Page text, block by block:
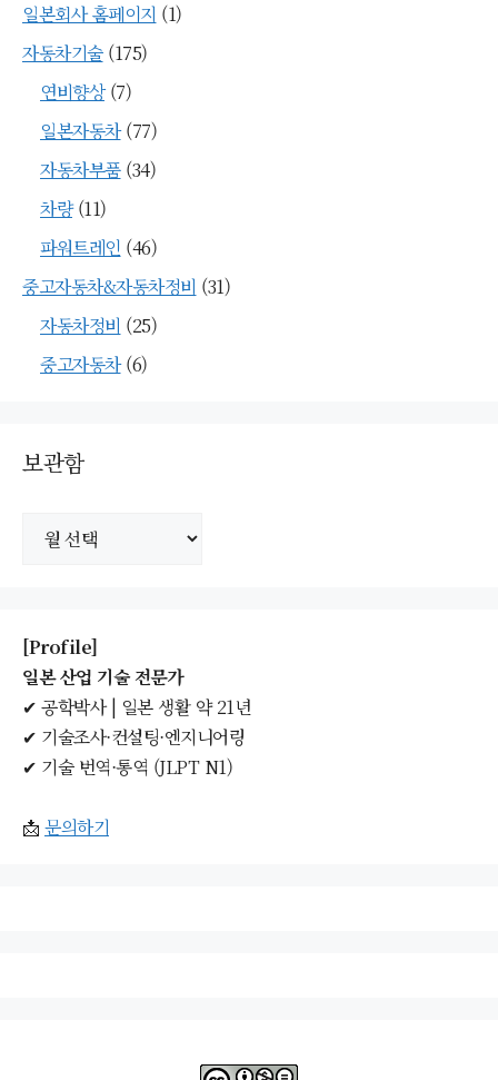
일본회사 홈페이지 (1)
자동차기술(175)
연비향상(7)
일본자동차(77)
자동차부품(34)
차량(11)
파워트레인 (46)
중고자동차&자동차정비 (31)
자동차정비 (25)
중고자동차(6)
보관함
[Profile]
일본 산업 기술 전문가
✔ 공학박사 | 일본 생활 약 21년
✔ 기술조사·컨설팅·엔지니어링
✔ 기술 번역·통역 (JLPT N1)
📩 문의하기